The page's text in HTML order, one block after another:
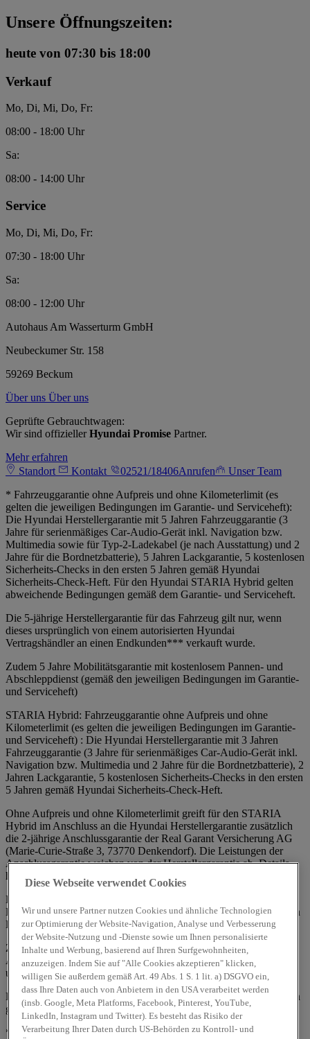
Unsere Öffnungszeiten:
heute von 07:30 bis 18:00
Verkauf
Mo, Di, Mi, Do, Fr:
08:00 - 18:00 Uhr
Sa:
08:00 - 14:00 Uhr
Service
Mo, Di, Mi, Do, Fr:
07:30 - 18:00 Uhr
Sa:
08:00 - 12:00 Uhr
Autohaus Am Wasserturm GmbH
Neubeckumer Str. 158
59269 Beckum
Über uns Über uns
Geprüfte Gebrauchtwagen:
Wir sind offiziellerHyundai Promise Partner.
Mehr erfahren
Standort
Kontakt 02521/18406Anrufen
Unser Team
* Fahrzeuggarantie ohne Aufpreis und ohne Kilometerlimit (es
gelten die jeweiligen Bedingungen im Garantie- und Serviceheft):
Die Hyundai Herstellergarantie mit 5 Jahren Fahrzeuggarantie (3
Jahre für serienmäßiges Car-Audio-Gerät inkl. Navigation bzw.
Multimedia sowie für Typ-2-Ladekabel (je nach Ausstattung) und 2
Jahre für die Bordnetzbatterie), 5 Jahren Lackgarantie, 5 kostenlosen
Sicherheits-Checks in den ersten 5 Jahren gemäß Hyundai
Sicherheits-Check-Heft. Für den Hyundai STARIA Hybrid gelten
abweichende Bedingungen gemäß dem Garantie- und Serviceheft.
Die 5-jährige Herstellergarantie für das Fahrzeug gilt nur, wenn
dieses ursprünglich von einem autorisierten Hyundai
Vertragshändler an einen Endkunden*** verkauft wurde.
Zudem 5 Jahre Mobilitätsgarantie mit kostenlosem Pannen- und
Abschleppdienst (gemäß den jeweiligen Bedingungen im Garantie-
und Serviceheft)
STARIA Hybrid: Fahrzeuggarantie ohne Aufpreis und ohne
Kilometerlimit (es gelten die jeweiligen Bedingungen im Garantie-
und Serviceheft) : Die Hyundai Herstellergarantie mit 3 Jahren
Fahrzeuggarantie (3 Jahre für serienmäßiges Car-Audio-Gerät inkl.
Navigation bzw. Multimedia und 2 Jahre für die Bordnetzbatterie), 2
Jahren Lackgarantie, 5 kostenlosen Sicherheits-Checks in den ersten
5 Jahren gemäß Hyundai Sicherheits-Check-Heft.
Ohne Aufpreis und ohne Kilometerlimit greift für den STARIA
Hybrid im Anschluss an die Hyundai Herstellergarantie zusätzlich
die 2-jährige Anschlussgarantie der Real Garant Versicherung AG
(Marie-Curie-Straße 3, 73770 Denkendorf). Die Leistungen der
Anschlussgarantie weichen von der Herstellergarantie ab. Details
hierzu unter
STARIA Hybrid Bedingungen
Die 3-jährige (Hyundai STARIA Hybrid) Herstellergarantie für das
Fahrzeug gilt nur, wenn dieses ursprünglich von einem autorisierten
Hyundai Vertragshändler an einen Endkunden*** verkauft wurde.
Zudem 5 Jahre Mobilitätsgarantie mit kostenlosem Pannen- und
Abschleppdienst (gemäß den jeweiligen Bedingungen im Garantie-
und Serviceheft).
Für Taxis und Mietwagen gelten generell abweichende Regelungen
gemäß den Bedingungen des Garantie- und Servicehefts.
** Garantie für die Hochvolt-Batterie ohne Aufpreis für Hyundai
Diese Webseite verwendet Cookies
Wir und unsere Partner nutzen Cookies und ähnliche Technologien
zur Optimierung der Website-Navigation, Analyse und Verbesserung
der Website-Nutzung und -Dienste sowie um Ihnen personalisierte
Inhalte und Werbung, basierend auf Ihren Surfgewohnheiten,
anzuzeigen. Indem Sie auf "Alle Cookies akzeptieren" klicken,
willigen Sie außerdem gemäß Art. 49 Abs. 1 S. 1 lit. a) DSGVO ein,
dass Ihre Daten auch von Anbietern in den USA verarbeitet werden
(insb. Google, Meta Platforms, Facebook, Pinterest, YouTube,
LinkedIn, Instagram und Twitter). Es besteht das Risiko der
Verarbeitung Ihrer Daten durch US-Behörden zu Kontroll- und